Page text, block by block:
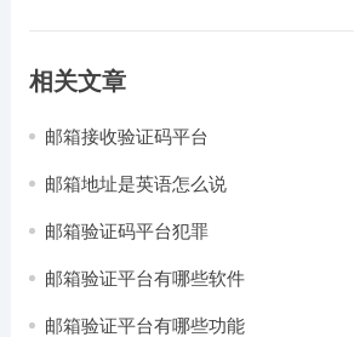
相关文章
邮箱接收验证码平台
邮箱地址是英语怎么说
邮箱验证码平台犯罪
邮箱验证平台有哪些软件
邮箱验证平台有哪些功能